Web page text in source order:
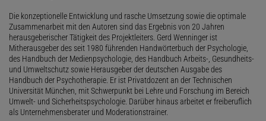
Die konzeptionelle Entwicklung und rasche Umsetzung sowie die optimale
Zusammenarbeit mit den Autoren sind das Ergebnis von 20 Jahren
herausgeberischer Tätigkeit des Projektleiters. Gerd Wenninger ist
Mitherausgeber des seit 1980 führenden Handwörterbuch der Psychologie,
des Handbuch der Medienpsychologie, des Handbuch Arbeits-, Gesundheits-
und Umweltschutz sowie Herausgeber der deutschen Ausgabe des
Handbuch der Psychotherapie. Er ist Privatdozent an der Technischen
Universität München, mit Schwerpunkt bei Lehre und Forschung im Bereich
Umwelt- und Sicherheitspsychologie. Darüber hinaus arbeitet er freiberuflich
als Unternehmensberater und Moderationstrainer.